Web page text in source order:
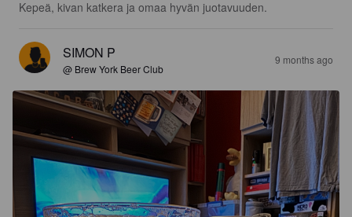
Kepeä, kivan katkera ja omaa hyvän juotavuuden.
SIMON P
@ Brew York Beer Club
9 months ago